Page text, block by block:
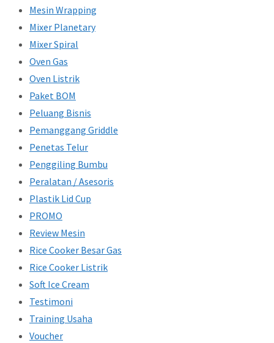
Mesin Wrapping
Mixer Planetary
Mixer Spiral
Oven Gas
Oven Listrik
Paket BOM
Peluang Bisnis
Pemanggang Griddle
Penetas Telur
Penggiling Bumbu
Peralatan / Asesoris
Plastik Lid Cup
PROMO
Review Mesin
Rice Cooker Besar Gas
Rice Cooker Listrik
Soft Ice Cream
Testimoni
Training Usaha
Voucher